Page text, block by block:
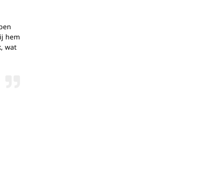
hem
wat